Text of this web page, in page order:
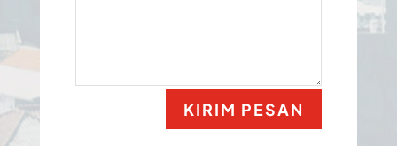
KIRIM PESAN